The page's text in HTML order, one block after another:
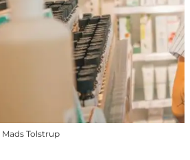
Mads Tolstrup